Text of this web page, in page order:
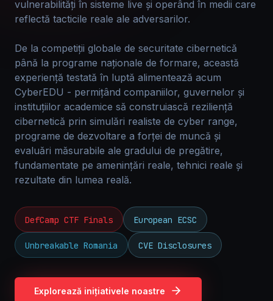
vulnerabilități în sisteme live și operând în medii care
reflectă tacticile reale ale adversarilor.
De la competiții globale de securitate cibernetică
până la programe naționale de formare, această
experiență testată în luptă alimentează acum
CyberEDU - permițând companiilor, guvernelor și
instituțiilor academice să construiască reziliență
cibernetică prin simulări realiste de cyber range,
programe de dezvoltare a forței de muncă și
evaluări măsurabile ale gradului de pregătire,
fundamentate pe amenințări reale, tehnici reale și
rezultate din lumea reală.
DefCamp CTF Finals European ECSC
Unbreakable Romania CVE Disclosures
Explorează inițiativele noastre